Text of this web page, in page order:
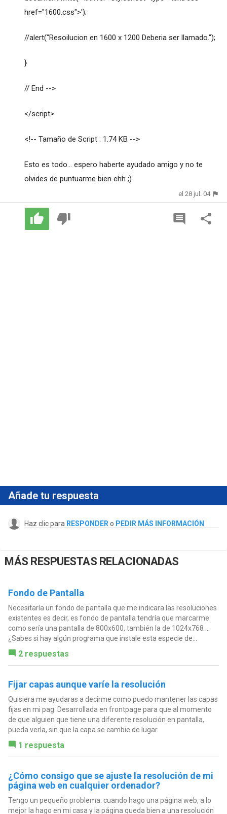
href="1600.css">');
//alert("Resoilucion en 1600 x 1200 Deberia ser llamado.");
}
// End -->
</script>
<!-- Tamaño de Script : 1.74 KB -->
Esto es todo... espero haberte ayudado amigo y no te
olvides de puntuarme bien ehh ;)
el 28 jul. 04
Añade tu respuesta
Haz clic para RESPONDER o PEDIR MÁS INFORMACIÓN
MÁS RESPUESTAS RELACIONADAS
Fondo de Pantalla
Necesitaría un fondo de pantalla que me indicara las resoluciones
existentes es decir, es fondo de pantalla tendría que marcarme
como sería una pantalla de 800x600, también la de 1024x768 ...
¿Sabes si hay algún programa que instale esta especie de...
2 respuestas
Fijar capas aunque varíe la resolución
Quisiera me ayudaras a decirme como puedo mantener las capas
fijas en mi pag. Desarrollada en frontpage para que al momento
de que alguien que tiene una diferente resolución en pantalla,
pueda verla, sin que la capa se cambie de lugar.
1 respuesta
¿Cómo consigo que se ajuste la resolución de mi
página web en cualquier ordenador?
Tengo un pequeño problema: cuando hago una página web, a lo
mejor la hago en mi casa y la página queda bien a una resolución